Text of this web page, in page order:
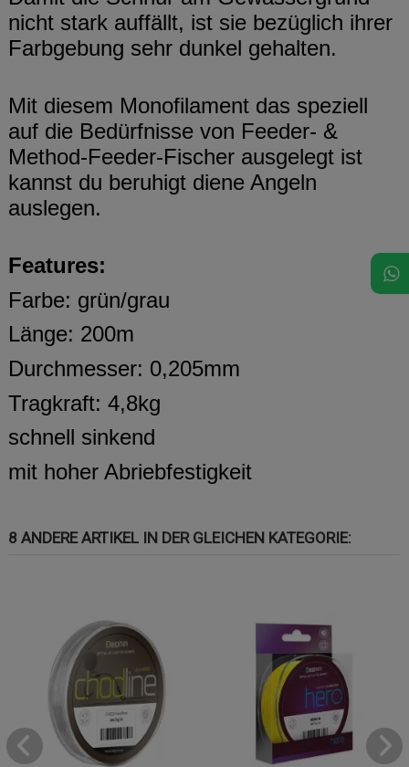
nicht stark auffällt, ist sie bezüglich ihrer
Farbgebung sehr dunkel gehalten.
Mit diesem Monofilament das speziell
auf die Bedürfnisse von Feeder- &
Method-Feeder-Fischer ausgelegt ist
kannst du beruhigt diene Angeln
auslegen.
Features:
Farbe: grün/grau
Länge: 200m
Durchmesser: 0,205mm
Tragkraft: 4,8kg
schnell sinkend
mit hoher Abriebfestigkeit
8 ANDERE ARTIKEL IN DER GLEICHEN KATEGORIE: